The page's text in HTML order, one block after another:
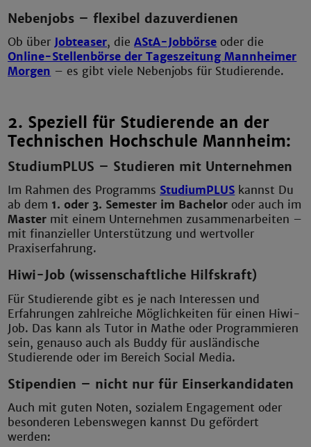
Nebenjobs – flexibel dazuverdienen
Ob über Jobteaser, dieAStA-Jobbörse oder die
Online-Stellenbörse der Tageszeitung Mannheimer
Morgen – es gibt viele Nebenjobs für Studierende.
2. Speziell für Studierende an der
Technischen Hochschule Mannheim:
StudiumPLUS – Studieren mit Unternehmen
Im Rahmen des Programms StudiumPLUS kannst Du
ab dem 1. oder 3. Semester im Bachelor oder auch im
Master mit einem Unternehmen zusammenarbeiten –
mit finanzieller Unterstützung und wertvoller
Praxiserfahrung.
Hiwi-Job (wissenschaftliche Hilfskraft)
Für Studierende gibt es je nach Interessen und
Erfahrungen zahlreiche Möglichkeiten für einen Hiwi-
Job. Das kann als Tutor in Mathe oder Programmieren
sein, genauso auch als Buddy für ausländische
Studierende oder im Bereich Social Media.
Stipendien – nicht nur für Einserkandidaten
Auch mit guten Noten, sozialem Engagement oder
besonderen Lebenswegen kannst Du gefördert
werden: